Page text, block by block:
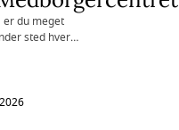
er du meget
sted hver